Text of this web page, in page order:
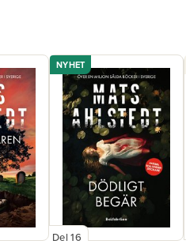
NYHET
Del 16